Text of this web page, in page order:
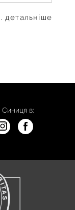
детальніше
Синиця в: